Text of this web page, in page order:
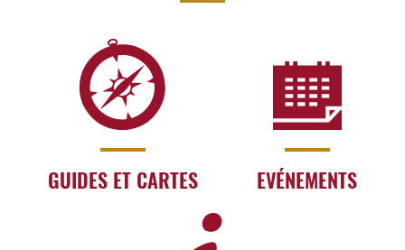
GUIDES ET CARTES EVÉNEMENTS